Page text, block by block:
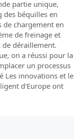
partie unique,
béquilles en
chargement en
de freinage et
de déraillement.
on a réussi pour la
un processus
Les innovations et le
d'Europe ont